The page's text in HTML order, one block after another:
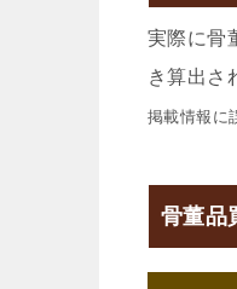
実際に骨
き算出さ
掲載情報に
骨董品